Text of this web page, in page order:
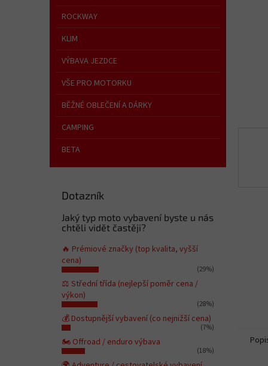
ROCKWAY
KLIM
VÝBAVA JEZDCE
VŠE PRO MOTORKU
BĚŽNÉ OBLEČENÍ A DÁRKY
CAMPING
BETA
Dotazník
Jaký typ moto vybavení byste u nás
chtěli vidět častěji?
🔥 Prémiové značky (top kvalita, vyšší
cena)
(29%)
⚖️ Střední třída (nejlepší poměr cena /
výkon)
(28%)
💰 Dostupnější vybavení (co nejnižší cena)
(7%)
🏍️ Offroad / enduro výbava
(18%)